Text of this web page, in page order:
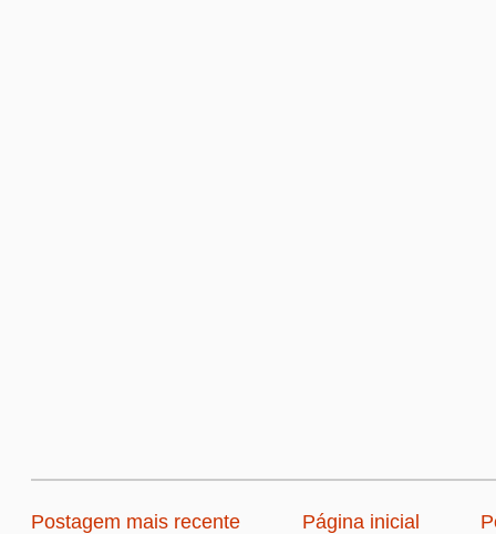
Postagem mais recente Página inicial